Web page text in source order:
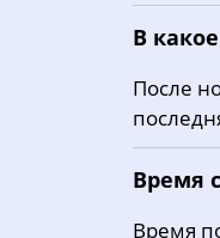
26,
27,
28,
29,
30,
В
После
Время
Время